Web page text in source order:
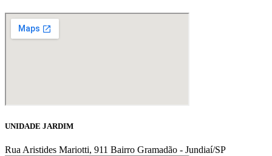
UNIDADE JARDIM
Rua Aristides Mariotti, 911 Bairro Gramadão - Jundiaí/SP